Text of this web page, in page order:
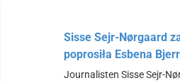
Sisse Sejr-Nørgaard
poprosiła Esbena
Journalisten Sisse Sejr-